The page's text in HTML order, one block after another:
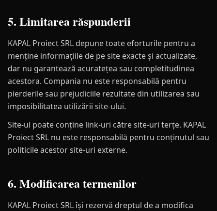
5. Limitarea răspunderii
KAPAL Proiect SRL depune toate eforturile pentru a
menține informațiile de pe site exacte și actualizate,
dar nu garantează acuratețea sau completitudinea
acestora. Compania nu este responsabilă pentru
pierderile sau prejudiciile rezultate din utilizarea sau
imposibilitatea utilizării site-ului.
Site-ul poate conține link-uri către site-uri terțe. KAPAL
Proiect SRL nu este responsabilă pentru conținutul sau
politicile acestor site-uri externe.
6. Modificarea termenilor
KAPAL Proiect SRL își rezervă dreptul de a modifica